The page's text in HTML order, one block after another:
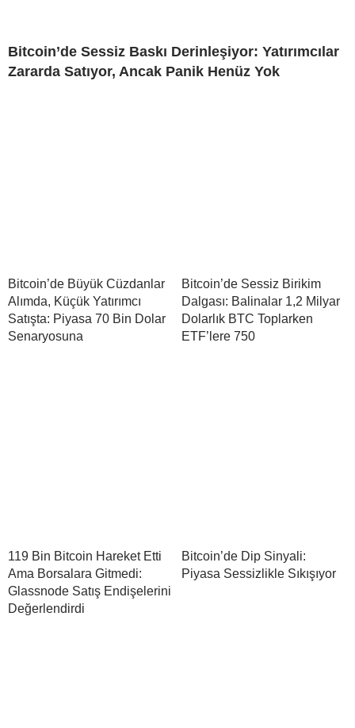
Bitcoin’de Sessiz Baskı Derinleşiyor: Yatırımcılar
Zararda Satıyor, Ancak Panik Henüz Yok
Bitcoin’de Büyük Cüzdanlar
Alımda, Küçük Yatırımcı
Satışta: Piyasa 70 Bin Dolar
Senaryosuna
Bitcoin’de Sessiz Birikim
Dalgası: Balinalar 1,2 Milyar
Dolarlık BTC Toplarken
ETF’lere 750
119 Bin Bitcoin Hareket Etti
Ama Borsalara Gitmedi:
Glassnode Satış Endişelerini
Değerlendirdi
Bitcoin’de Dip Sinyali:
Piyasa Sessizlikle Sıkışıyor